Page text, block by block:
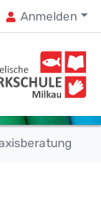
Anmelden